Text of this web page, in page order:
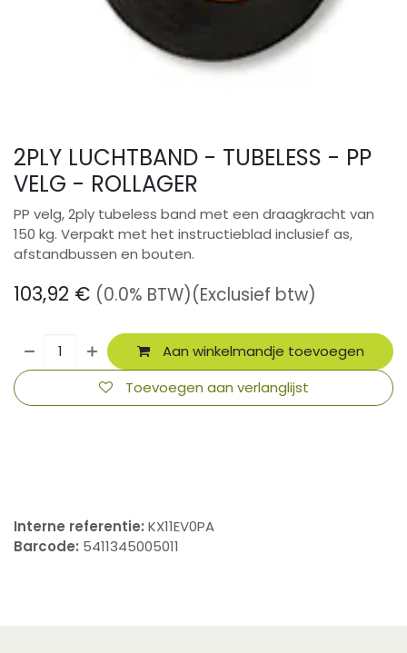
2PLY LUCHTBAND - TUBELESS - PP
VELG - ROLLAGER
PP velg, 2ply tubeless band met een draagkracht van
150 kg. Verpakt met het instructieblad inclusief as,
afstandbussen en bouten.
103,92 € (0.0% BTW)(Exclusief btw)
Aan winkelmandje toevoegen
Toevoegen aan verlanglijst
Interne referentie: KX11EV0PA
Barcode: 5411345005011